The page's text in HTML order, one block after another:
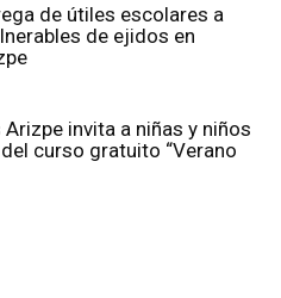
de útiles escolares a
de ejidos en
Arizpe invita a niñas y niños
curso gratuito “Verano